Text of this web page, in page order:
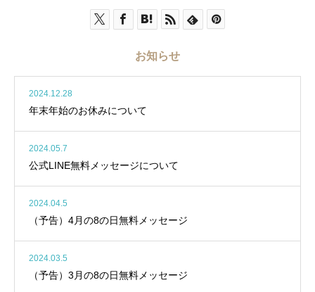
お知らせ
2024.12.28
年末年始のお休みについて
2024.05.7
公式LINE無料メッセージについて
2024.04.5
（予告）4月の8の日無料メッセージ
2024.03.5
（予告）3月の8の日無料メッセージ